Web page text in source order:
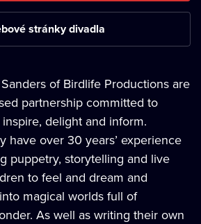
stránky divadla
of Birdlife Productions are
partnership committed to
delight and inform.
have over 30 years’ experience
puppetry, storytelling and live
to feel and dream and
magical worlds full of
As well as writing their own